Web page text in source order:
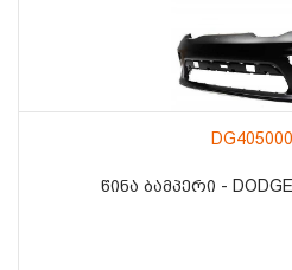
ᲬᲘᲜᲐ ᲑᲐᲛᲞᲔᲠᲘ -